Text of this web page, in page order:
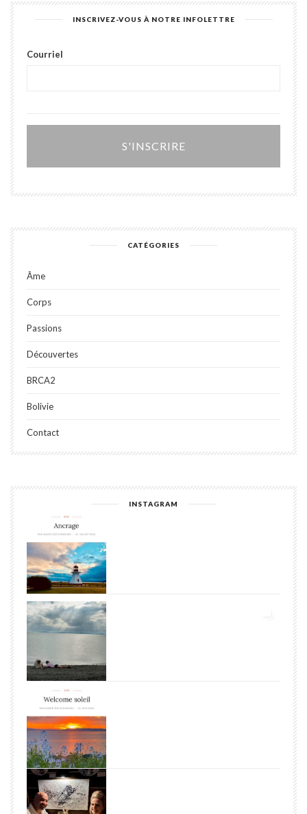
INSCRIVEZ-VOUS À NOTRE INFOLETTRE
Courriel
CATÉGORIES
Âme
Corps
Passions
Découvertes
BRCA2
Bolivie
Contact
INSTAGRAM